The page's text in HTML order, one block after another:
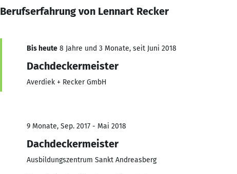
Berufserfahrung von Lennart Recker
Bis heute 8 Jahre und 3 Monate, seit Juni 2018
Dachdeckermeister
Averdiek + Recker GmbH
9 Monate, Sep. 2017 - Mai 2018
Dachdeckermeister
Ausbildungszentrum Sankt Andreasberg